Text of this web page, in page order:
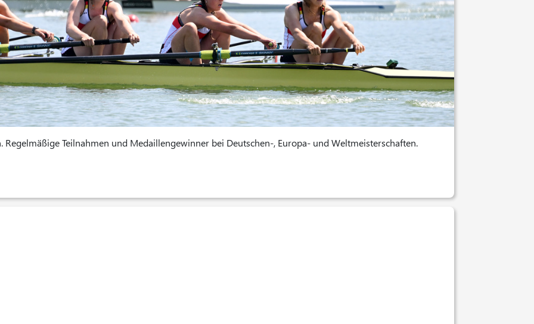
Teilnahmen und Medaillengewinner bei Deutschen-, Europa- und Weltmeisterschaften.